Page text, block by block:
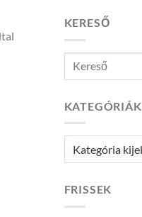
KERESŐ
KATEGÓRIÁK
Kategóriák
FRISSEK